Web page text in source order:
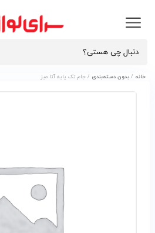
خانه / بدون دسته‌بندی / جام تک پايه آتا ميز